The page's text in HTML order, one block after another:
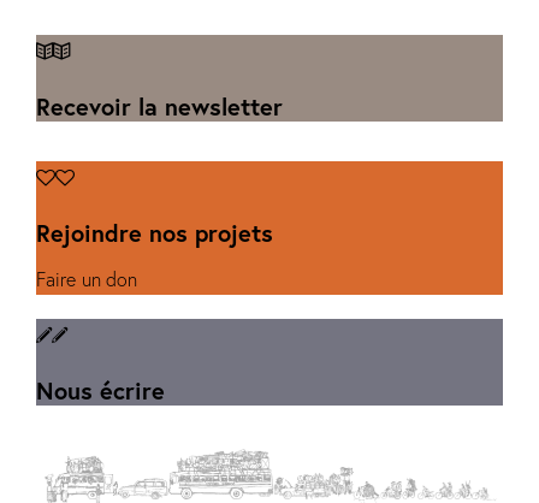
Recevoir la newsletter
Rejoindre nos projets
Faire un don
Nous écrire